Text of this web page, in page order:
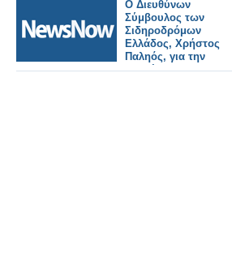
Ο Διευθύνων
Σύμβουλος των
Σιδηροδρόμων
Ελλάδος, Χρήστος
Παληός, για την
επανέναρξη των